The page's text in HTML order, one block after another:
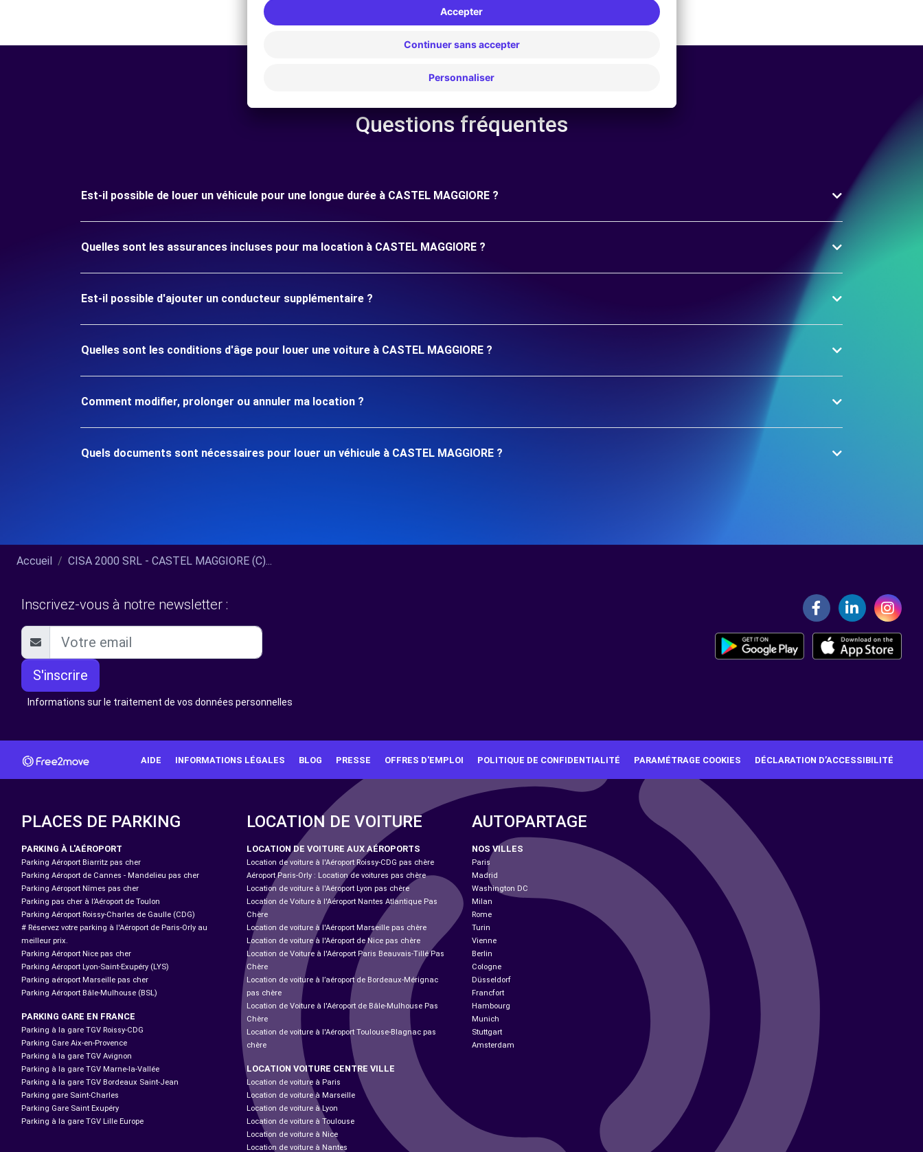
Questions fréquentes
Est-il possible de louer un véhicule pour une longue durée à CASTEL MAGGIORE ?
Quelles sont les assurances incluses pour ma location à CASTEL MAGGIORE ?
Est-il possible d'ajouter un conducteur supplémentaire ?
Quelles sont les conditions d'âge pour louer une voiture à CASTEL MAGGIORE ?
Comment modifier, prolonger ou annuler ma location ?
Quels documents sont nécessaires pour louer un véhicule à CASTEL MAGGIORE ?
Accueil CISA 2000 SRL - CASTEL MAGGIORE (C)...
Inscrivez-vous à notre newsletter :
S'inscrire
Informations sur le traitement de vos données personnelles
AIDE INFORMATIONS LÉGALES BLOG PRESSE OFFRES D'EMPLOI POLITIQUE DE CONFIDENTIALITÉ PARAMÉTRAGE COOKIES DÉCLARATION D’ACCESSIBILITÉ
PLACES DE PARKING
PARKING À L'AÉROPORT
Parking Aéroport Biarritz pas cher
Parking Aéroport de Cannes - Mandelieu pas cher
Parking Aéroport Nîmes pas cher
Parking pas cher à l’Aéroport de Toulon
Parking Aéroport Roissy-Charles de Gaulle (CDG)
# Réservez votre parking à l'Aéroport de Paris-Orly au
meilleur prix.
Parking Aéroport Nice pas cher
Parking Aéroport Lyon-Saint-Exupéry (LYS)
Parking aéroport Marseille pas cher
Parking Aéroport Bâle-Mulhouse (BSL)
PARKING GARE EN FRANCE
Parking à la gare TGV Roissy-CDG
Parking Gare Aix-en-Provence
Parking à la gare TGV Avignon
Parking à la gare TGV Marne-la-Vallée
Parking à la gare TGV Bordeaux Saint-Jean
Parking gare Saint-Charles
Parking Gare Saint Exupéry
Parking à la gare TGV Lille Europe
LOCATION DE VOITURE
LOCATION DE VOITURE AUX AÉROPORTS
Location de voiture à l'Aéroport Roissy-CDG pas chère
Aéroport Paris-Orly : Location de voitures pas chère
Location de voiture à l'Aéroport Lyon pas chère
Location de Voiture à l'Aéroport Nantes Atlantique Pas
Chère
Location de voiture à l'Aéroport Marseille pas chère
Location de voiture à l'Aéroport de Nice pas chère
Location de Voiture à l'Aéroport Paris Beauvais-Tillé Pas
Chère
Location de voiture à l’aéroport de Bordeaux-Mérignac
pas chère
Location de Voiture à l'Aéroport de Bâle-Mulhouse Pas
Chère
Location de voiture à l'Aéroport Toulouse-Blagnac pas
chère
LOCATION VOITURE CENTRE VILLE
Location de voiture à Paris
Location de voiture à Marseille
Location de voiture à Lyon
Location de voiture à Toulouse
Location de voiture à Nice
Location de voiture à Nantes
AUTOPARTAGE
NOS VILLES
Paris
Madrid
Washington DC
Milan
Rome
Turin
Vienne
Berlin
Cologne
Düsseldorf
Francfort
Hambourg
Munich
Stuttgart
Amsterdam